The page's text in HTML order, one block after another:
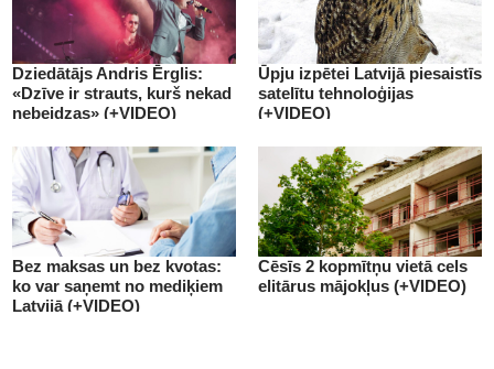
Dziedātājs Andris Ērglis:
«Dzīve ir strauts, kurš nekad
nebeidzas» (+VIDEO)
Ūpju izpētei Latvijā piesaistīs
satelītu tehnoloģijas
(+VIDEO)
Bez maksas un bez kvotas:
ko var saņemt no mediķiem
Latvijā (+VIDEO)
Cēsīs 2 kopmītņu vietā cels
elitārus mājokļus (+VIDEO)